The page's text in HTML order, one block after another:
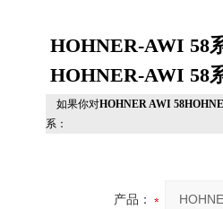
HOHNER-AWI 58
HOHNER-AWI 58
如果你对HOHNER AWI
系：
产品：